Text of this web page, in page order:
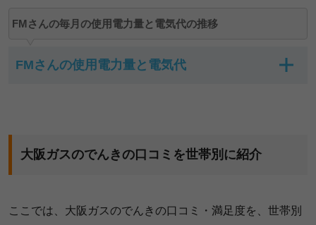
FMさんの毎月の使用電力量と電気代の推移
FMさんの使用電力量と電気代
2024年3月 277kwh
2024年1月 276kwh
大阪ガスのでんきの口コミを世帯別に紹介
ここでは、大阪ガスのでんきの口コミ・満足度を、世帯別